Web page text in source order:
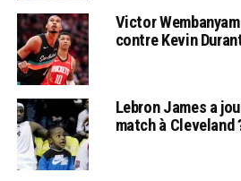
Victor
contre Kevin
Lebron James a
match à Cleveland